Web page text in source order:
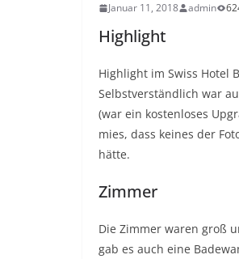
Januar 11, 2018 admin
Highlight
Highlight im Swiss Hotel
Selbstverständlich war
(war ein kostenloses
mies, dass keines der
hätte.
Zimmer
Die Zimmer waren groß
gab es auch eine